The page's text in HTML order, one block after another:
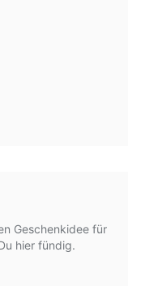
Geschenkidee für
hier fündig.